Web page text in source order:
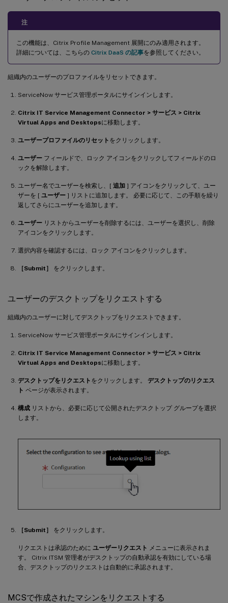
注
この機能は、Citrix Profile Management 展開にのみ適用されます。
詳細については、こちらの Citrix DaaS の記事を参照してください。
組織内のユーザーのプロファイルをリセットできます。
ServiceNow サービス管理ポータルにサインインします。
Citrix IT Service Management Connector > サービス > Citrix
Virtual Apps and Desktopsに移動します。
ユーザープロファイルのリセット をクリックします。
ユーザー フィールドで、ロック アイコンをクリックしてフィールドのロ
ックを解除します。
ユーザー名でユーザーを検索し、[ 追加 ] アイコンをクリックして、ユー
ザーを [ ユーザー ] リストに追加します。 必要に応じて、この手順を繰り
返してさらにユーザーを追加します。
ユーザー リストからユーザーを削除するには、ユーザーを選択し、削除
アイコンをクリックします。
選択内容を確認するには、ロック アイコンをクリックします。
［Submit］ をクリックします。
ユーザーのデスクトップをリクエストする
組織内のユーザーに対してデスクトップをリクエストできます。
ServiceNow サービス管理ポータルにサインインします。
Citrix IT Service Management Connector > サービス > Citrix
Virtual Apps and Desktopsに移動します。
デスクトップをリクエスト をクリックします。 デスクトップのリクエス
ト ページが表示されます。
構成 リストから、必要に応じて公開されたデスクトップ グループを選択
します。
［Submit］ をクリックします。
リクエストは承認のために ユーザーリクエスト メニューに表示されま
す。 Citrix ITSM 管理者がデスクトップの自動承認を有効にしている場
合、デスクトップのリクエストは自動的に承認されます。
MCSで作成されたマシンをリクエストする